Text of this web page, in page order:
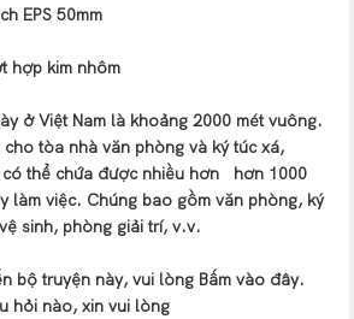
EPS 50mm
hợp kim nhôm
ở Việt Nam là khoảng 2000 mét vuông.
cho tòa nhà văn phòng và ký túc xá,
thể chứa được nhiều hơn
hơn 1000
làm việc. Chúng bao gồm văn phòng, ký
sinh, phòng giải trí, v.v.
bộ truyện này, vui lòng Bấm vào đây.
hỏi nào, xin vui lòng